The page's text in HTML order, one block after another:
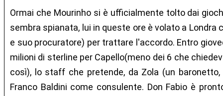
Ormai che Mourinho si è ufficialmente tolto dai
sembra spianata, lui in queste ore è volato a Londra
e suo procuratore) per trattare l'accordo. Entro
milioni di sterline per Capello(meno dei 6 che
così), lo staff che pretende, da Zola (un
Franco Baldini come consulente. Don Fabio è